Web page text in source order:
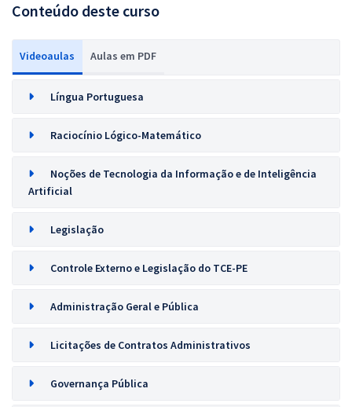
Conteúdo deste curso
Videoaulas Aulas em PDF
Língua Portuguesa
Raciocínio Lógico-Matemático
Noções de Tecnologia da Informação e de Inteligência
Artificial
Legislação
Controle Externo e Legislação do TCE-PE
Administração Geral e Pública
Licitações de Contratos Administrativos
Governança Pública